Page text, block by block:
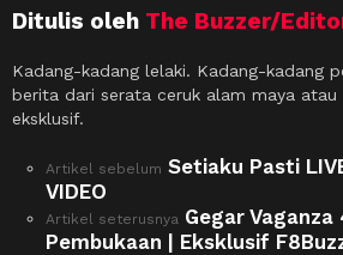
Ditulis oleh The Buzzer/
Kadang-kadang lelaki. Kadang-kadang
berita dari serata ceruk alam maya atau
eksklusif.
See
more
Artikel sebelum Setiaku Pasti
VIDEO
Artikel seterusnya Gegar
Pembukaan | Eksklusif